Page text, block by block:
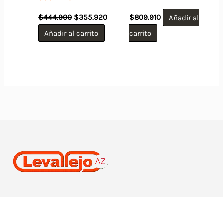
$444.900 El
precio
original
era:
$355.920El
Añadir al carrito
$809.910
Añadir al
carrito